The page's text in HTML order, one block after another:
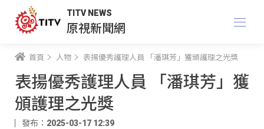
TITV NEWS
原視新聞網
首頁 人物 表揚優秀護理人員 「潘琪芳」獲頒護理之光獎
表揚優秀護理人員 「潘琪芳」獲
頒護理之光獎
發布：2025-03-17 12:39